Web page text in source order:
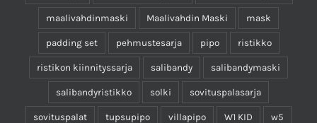
maalivahdinmaski Maalivahdin Maski mask
padding set pehmustesarja pipo ristikko
ristikon kiinnityssarja salibandy salibandymaski
salibandyristikko solki sovituspalasarja
sovituspalat tupsupipo villapipo W1 KID w5